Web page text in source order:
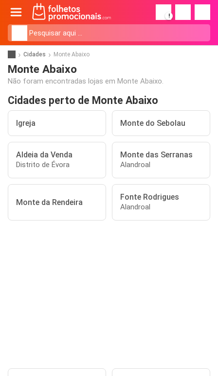
!
Cidades Monte Abaixo
Monte Abaixo
Não foram encontradas lojas em Monte Abaixo.
Cidades perto de Monte Abaixo
Igreja Monte do Sebolau
Aldeia da Venda
Distrito de Évora
Monte das Serranas
Alandroal
Monte da Rendeira
Fonte Rodrigues
Alandroal